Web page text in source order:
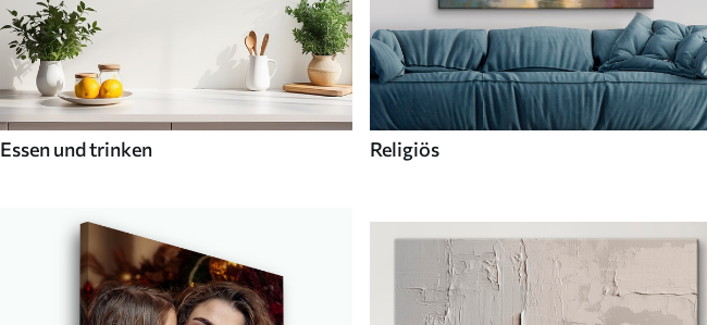
Essen und trinken Religiös